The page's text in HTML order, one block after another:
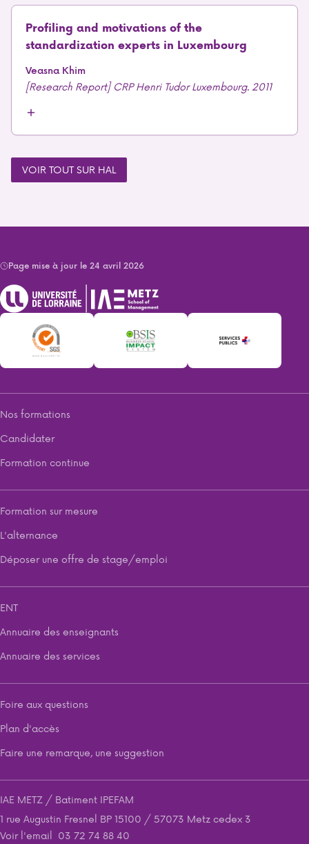
Profiling and motivations of the
standardization experts in Luxembourg
Veasna Khim
[Research Report] CRP Henri Tudor Luxembourg. 2011
VOIR TOUT SUR HAL
Page mise à jour le 24 avril 2026
Nos formations
Candidater
Formation continue
Formation sur mesure
L'alternance
Déposer une offre de stage/emploi
ENT
Annuaire des enseignants
Annuaire des services
Foire aux questions
Plan d'accès
Faire une remarque, une suggestion
IAE METZ / Batiment IPEFAM
1 rue Augustin Fresnel BP 15100 / 57073 Metz cedex 3
Voir l'email 03 72 74 88 40